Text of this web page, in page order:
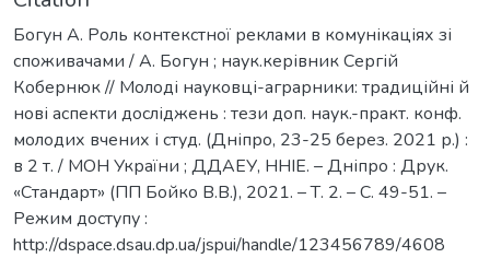
Богун А. Роль контекстної реклами в комунікаціях зі
споживачами / А. Богун ; наук.керівник Сергій
Кобернюк // Молоді науковці-аграрники: традиційні й
нові аспекти досліджень : тези доп. наук.-практ. конф.
молодих вчених і студ. (Дніпро, 23-25 берез. 2021 р.) :
в 2 т. / МОН України ; ДДАЕУ, ННІЕ. – Дніпро : Друк.
«Стандарт» (ПП Бойко В.В.), 2021. – Т. 2. – С. 49-51. –
Режим доступу :
http://dspace.dsau.dp.ua/jspui/handle/123456789/4608